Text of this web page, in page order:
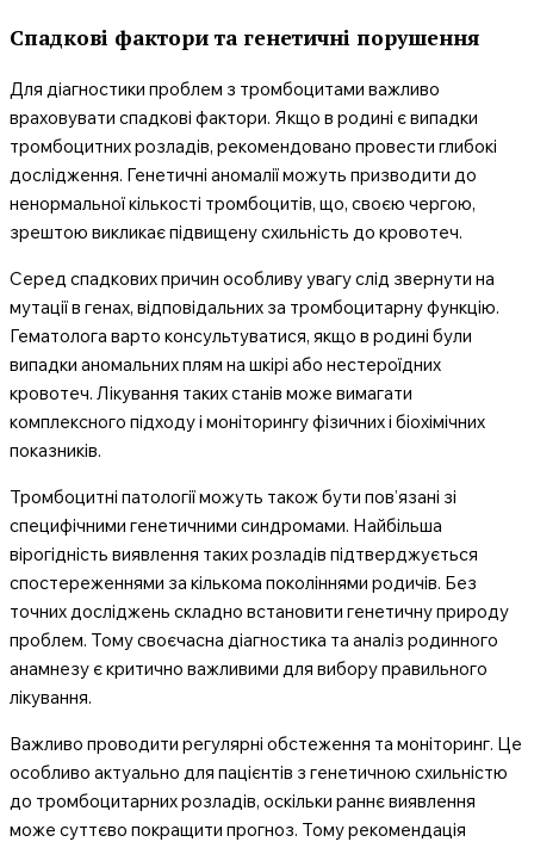
Спадкові фактори та генетичні порушення
Для діагностики проблем з тромбоцитами важливо
враховувати спадкові фактори. Якщо в родині є випадки
тромбоцитних розладів, рекомендовано провести глибокі
дослідження. Генетичні аномалії можуть призводити до
ненормальної кількості тромбоцитів, що, своєю чергою,
зрештою викликає підвищену схильність до кровотеч.
Серед спадкових причин особливу увагу слід звернути на
мутації в генах, відповідальних за тромбоцитарну функцію.
Гематолога варто консультуватися, якщо в родині були
випадки аномальних плям на шкірі або нестероїдних
кровотеч. Лікування таких станів може вимагати
комплексного підходу і моніторингу фізичних і біохімічних
показників.
Тромбоцитні патології можуть також бути пов’язані зі
специфічними генетичними синдромами. Найбільша
вірогідність виявлення таких розладів підтверджується
спостереженнями за кількома поколіннями родичів. Без
точних досліджень складно встановити генетичну природу
проблем. Тому своєчасна діагностика та аналіз родинного
анамнезу є критично важливими для вибору правильного
лікування.
Важливо проводити регулярні обстеження та моніторинг. Це
особливо актуально для пацієнтів з генетичною схильністю
до тромбоцитарних розладів, оскільки раннє виявлення
може суттєво покращити прогноз. Тому рекомендація